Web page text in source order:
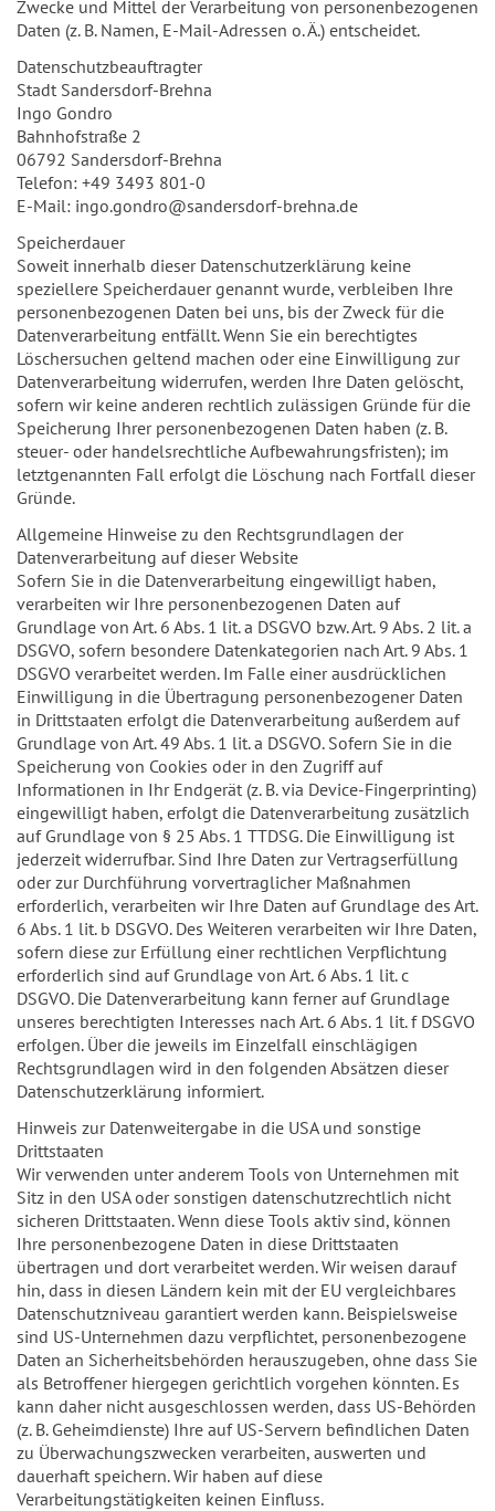
Zwecke und Mittel der Verarbeitung von personenbezogenen
Daten (z. B. Namen, E-Mail-Adressen o. Ä.) entscheidet.
Datenschutzbeauftragter
Stadt Sandersdorf-Brehna
Ingo Gondro
Bahnhofstraße 2
06792 Sandersdorf-Brehna
Telefon: +49 3493 801-0
E-Mail: ingo.gondro@sandersdorf-brehna.de
Speicherdauer
Soweit innerhalb dieser Datenschutzerklärung keine
speziellere Speicherdauer genannt wurde, verbleiben Ihre
personenbezogenen Daten bei uns, bis der Zweck für die
Datenverarbeitung entfällt. Wenn Sie ein berechtigtes
Löschersuchen geltend machen oder eine Einwilligung zur
Datenverarbeitung widerrufen, werden Ihre Daten gelöscht,
sofern wir keine anderen rechtlich zulässigen Gründe für die
Speicherung Ihrer personenbezogenen Daten haben (z. B.
steuer- oder handelsrechtliche Aufbewahrungsfristen); im
letztgenannten Fall erfolgt die Löschung nach Fortfall dieser
Gründe.
Allgemeine Hinweise zu den Rechtsgrundlagen der
Datenverarbeitung auf dieser Website
Sofern Sie in die Datenverarbeitung eingewilligt haben,
verarbeiten wir Ihre personenbezogenen Daten auf
Grundlage von Art. 6 Abs. 1 lit. a DSGVO bzw. Art. 9 Abs. 2 lit. a
DSGVO, sofern besondere Datenkategorien nach Art. 9 Abs. 1
DSGVO verarbeitet werden. Im Falle einer ausdrücklichen
Einwilligung in die Übertragung personenbezogener Daten
in Drittstaaten erfolgt die Datenverarbeitung außerdem auf
Grundlage von Art. 49 Abs. 1 lit. a DSGVO. Sofern Sie in die
Speicherung von Cookies oder in den Zugriff auf
Informationen in Ihr Endgerät (z. B. via Device-Fingerprinting)
eingewilligt haben, erfolgt die Datenverarbeitung zusätzlich
auf Grundlage von § 25 Abs. 1 TTDSG. Die Einwilligung ist
jederzeit widerrufbar. Sind Ihre Daten zur Vertragserfüllung
oder zur Durchführung vorvertraglicher Maßnahmen
erforderlich, verarbeiten wir Ihre Daten auf Grundlage des Art.
6 Abs. 1 lit. b DSGVO. Des Weiteren verarbeiten wir Ihre Daten,
sofern diese zur Erfüllung einer rechtlichen Verpflichtung
erforderlich sind auf Grundlage von Art. 6 Abs. 1 lit. c
DSGVO. Die Datenverarbeitung kann ferner auf Grundlage
unseres berechtigten Interesses nach Art. 6 Abs. 1 lit. f DSGVO
erfolgen. Über die jeweils im Einzelfall einschlägigen
Rechtsgrundlagen wird in den folgenden Absätzen dieser
Datenschutzerklärung informiert.
Hinweis zur Datenweitergabe in die USA und sonstige
Drittstaaten
Wir verwenden unter anderem Tools von Unternehmen mit
Sitz in den USA oder sonstigen datenschutzrechtlich nicht
sicheren Drittstaaten. Wenn diese Tools aktiv sind, können
Ihre personenbezogene Daten in diese Drittstaaten
übertragen und dort verarbeitet werden. Wir weisen darauf
hin, dass in diesen Ländern kein mit der EU vergleichbares
Datenschutzniveau garantiert werden kann. Beispielsweise
sind US-Unternehmen dazu verpflichtet, personenbezogene
Daten an Sicherheitsbehörden herauszugeben, ohne dass Sie
als Betroffener hiergegen gerichtlich vorgehen könnten. Es
kann daher nicht ausgeschlossen werden, dass US-Behörden
(z. B. Geheimdienste) Ihre auf US-Servern befindlichen Daten
zu Überwachungszwecken verarbeiten, auswerten und
dauerhaft speichern. Wir haben auf diese
Verarbeitungstätigkeiten keinen Einfluss.